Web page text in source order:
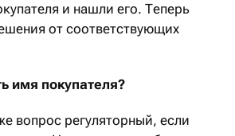
и нашли его. Теперь
от соответствующих
имя покупателя?
вопрос регуляторный, если